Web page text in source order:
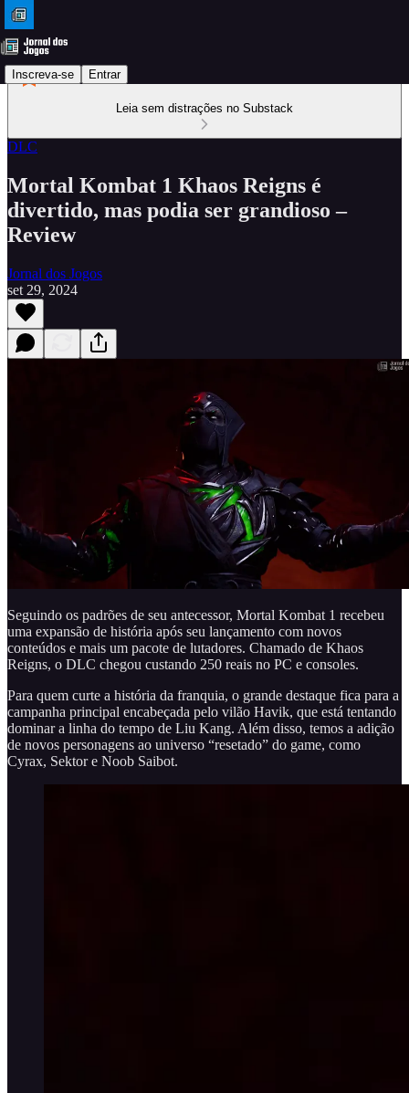
Inscreva-se Entrar
Leia sem distrações no Substack
DLC
Mortal Kombat 1 Khaos Reigns é
divertido, mas podia ser grandioso –
Review
Jornal dos Jogos
set 29, 2024
Seguindo os padrões de seu antecessor, Mortal Kombat 1 recebeu
uma expansão de história após seu lançamento com novos
conteúdos e mais um pacote de lutadores. Chamado de Khaos
Reigns, o DLC chegou custando 250 reais no PC e consoles.
Para quem curte a história da franquia, o grande destaque fica para a
campanha principal encabeçada pelo vilão Havik, que está tentando
dominar a linha do tempo de Liu Kang. Além disso, temos a adição
de novos personagens ao universo “resetado” do game, como
Cyrax, Sektor e Noob Saibot.